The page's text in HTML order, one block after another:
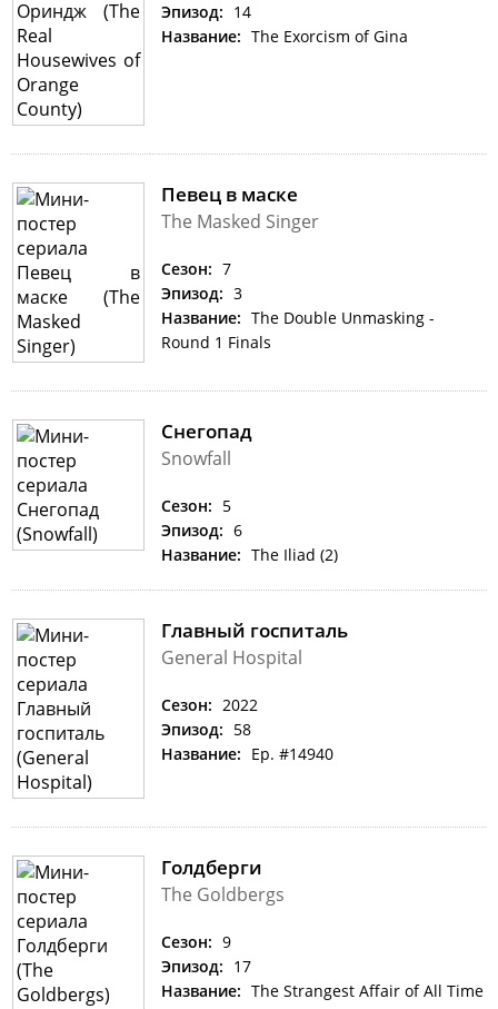
Эпизод: 14
Название: The Exorcism of Gina
Певец в маске
The Masked Singer
Сезон: 7
Эпизод: 3
Название: The Double Unmasking -
Round 1 Finals
Снегопад
Snowfall
Сезон: 5
Эпизод: 6
Название: The Iliad (2)
Главный госпиталь
General Hospital
Сезон: 2022
Эпизод: 58
Название: Ep. #14940
Голдберги
The Goldbergs
Сезон: 9
Эпизод: 17
Название: The Strangest Affair of All Time